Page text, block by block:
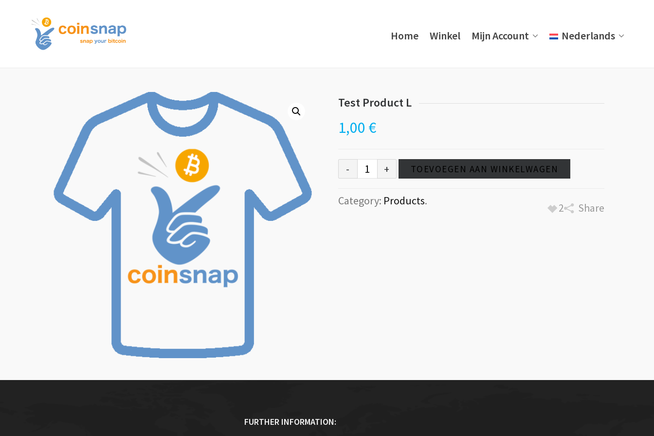
Home Winkel Mijn Account Nederlands
Test Product L
1,00 €
TOEVOEGEN AAN WINKELWAGEN
Category: Products.
2 Share
FURTHER INFORMATION: